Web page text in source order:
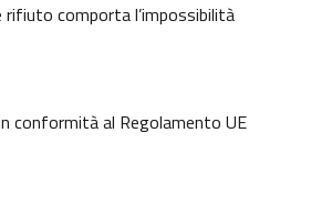
comporta l’impossibilità
conformità al Regolamento UE